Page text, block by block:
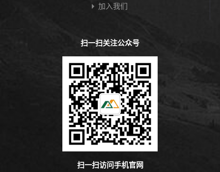
加入我们
扫一扫关注公众号
扫一扫访问手机官网